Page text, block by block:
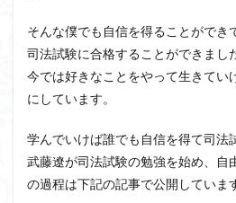
そんな僕でも自信を得ることができ
司法試験に合格することができまし
今では好きなことをやって生きてい
にしています。
学んでいけば誰でも自信を得て司法
武藤遼が司法試験の勉強を始め、自
の過程は下記の記事で公開していま